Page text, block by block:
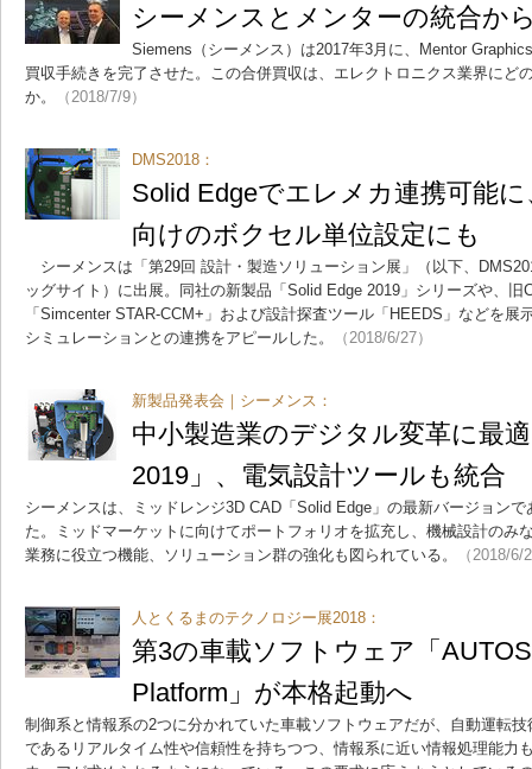
シーメンスとメンターの統合か
Siemens（シーメンス）は2017年3月に、Mentor
買収手続きを完了させた。この合併買収は、エレクトロニクス業界にど
か。
（2018/7/9）
DMS2018：
Solid Edgeでエレメカ連携可能
向けのボクセル単位設定にも
シーメンスは「第29回 設計・製造ソリューション展」（以下、
ッグサイト）に出展。同社の新製品「Solid Edge 2019」シリーズや、旧
「Simcenter STAR-CCM+」および設計探査ツール「HEEDS」などを展
シミュレーションとの連携をアピールした。
（2018/6/27）
新製品発表会｜シーメンス：
中小製造業のデジタル変革に最
2019」、電気設計ツールも統合
シーメンスは、ミッドレンジ3D CAD「Solid Edge」の最新バージョン
た。ミッドマーケットに向けてポートフォリオを拡充し、機械設計のみ
業務に役立つ機能、ソリューション群の強化も図られている。
（2018/6/
人とくるまのテクノロジー展2018：
第3の車載ソフトウェア「
Platform」が本格起動へ
制御系と情報系の2つに分かれていた車載ソフトウェアだが、自動運転
であるリアルタイム性や信頼性を持ちつつ、情報系に近い情報処理能力